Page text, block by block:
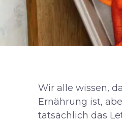
Wir alle wissen,
Ernährung ist,
tatsächlich das